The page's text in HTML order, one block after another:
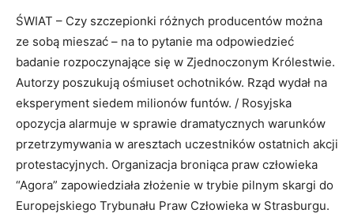
ŚWIAT – Czy szczepionki różnych producentów można
ze sobą mieszać – na to pytanie ma odpowiedzieć
badanie rozpoczynające się w Zjednoczonym Królestwie.
Autorzy poszukują ośmiuset ochotników. Rząd wydał na
eksperyment siedem milionów funtów. / Rosyjska
opozycja alarmuje w sprawie dramatycznych warunków
przetrzymywania w aresztach uczestników ostatnich akcji
protestacyjnych. Organizacja broniąca praw człowieka
“Agora” zapowiedziała złożenie w trybie pilnym skargi do
Europejskiego Trybunału Praw Człowieka w Strasburgu.